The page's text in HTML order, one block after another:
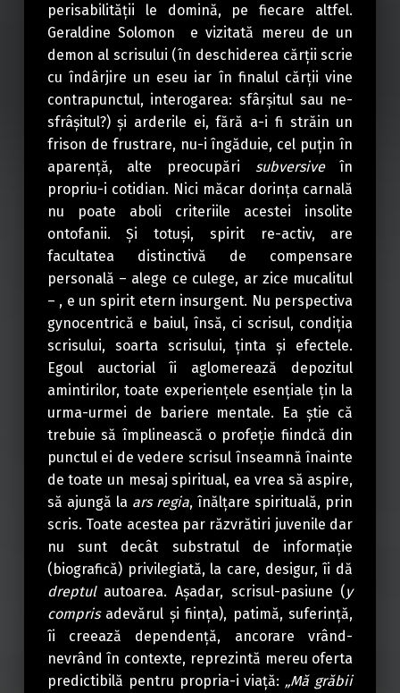
perisabilității le domină, pe fiecare altfel.
Geraldine Solomon e vizitată mereu de un
demon al scrisului (în deschiderea cărții scrie
cu îndârjire un eseu iar în finalul cărții vine
contrapunctul, interogarea: sfârșitul sau ne-
sfrâșitul?) și arderile ei, fără a-i fi străin un
frison de frustrare, nu-i îngăduie, cel puțin în
aparență, alte preocupări subversiveîn
propriu-i cotidian. Nici măcar dorința carnală
nu poate aboli criteriile acestei insolite
ontofanii. Și totuși, spirit re-activ, are
facultatea distinctivă de compensare
personală – alege ce culege, ar zice mucalitul
– , e un spirit etern insurgent. Nu perspectiva
gynocentrică e baiul, însă, ci scrisul, condiția
scrisului, soarta scrisului, ținta și efectele.
Egoul auctorial îi aglomerează depozitul
amintirilor, toate experiențele esențiale țin la
urma-urmei de bariere mentale. Ea știe că
trebuie să împlinească o profeție fiindcă din
punctul ei de vedere scrisul înseamnă înainte
de toate un mesaj spiritual, ea vrea să aspire,
să ajungă la ars regia, înălțare spirituală, prin
scris. Toate acestea par răzvrătiri juvenile dar
nu sunt decât substratul de informație
(biografică) privilegiată, la care, desigur, îi dă
dreptulautoarea. Așadar, scrisul-pasiune (y
comprisadevărul și ființa), patimă, suferință,
îi creează dependență, ancorare vrând-
nevrând în contexte, reprezintă mereu oferta
predictibilă pentru propria-i viață: „Mă grăbii